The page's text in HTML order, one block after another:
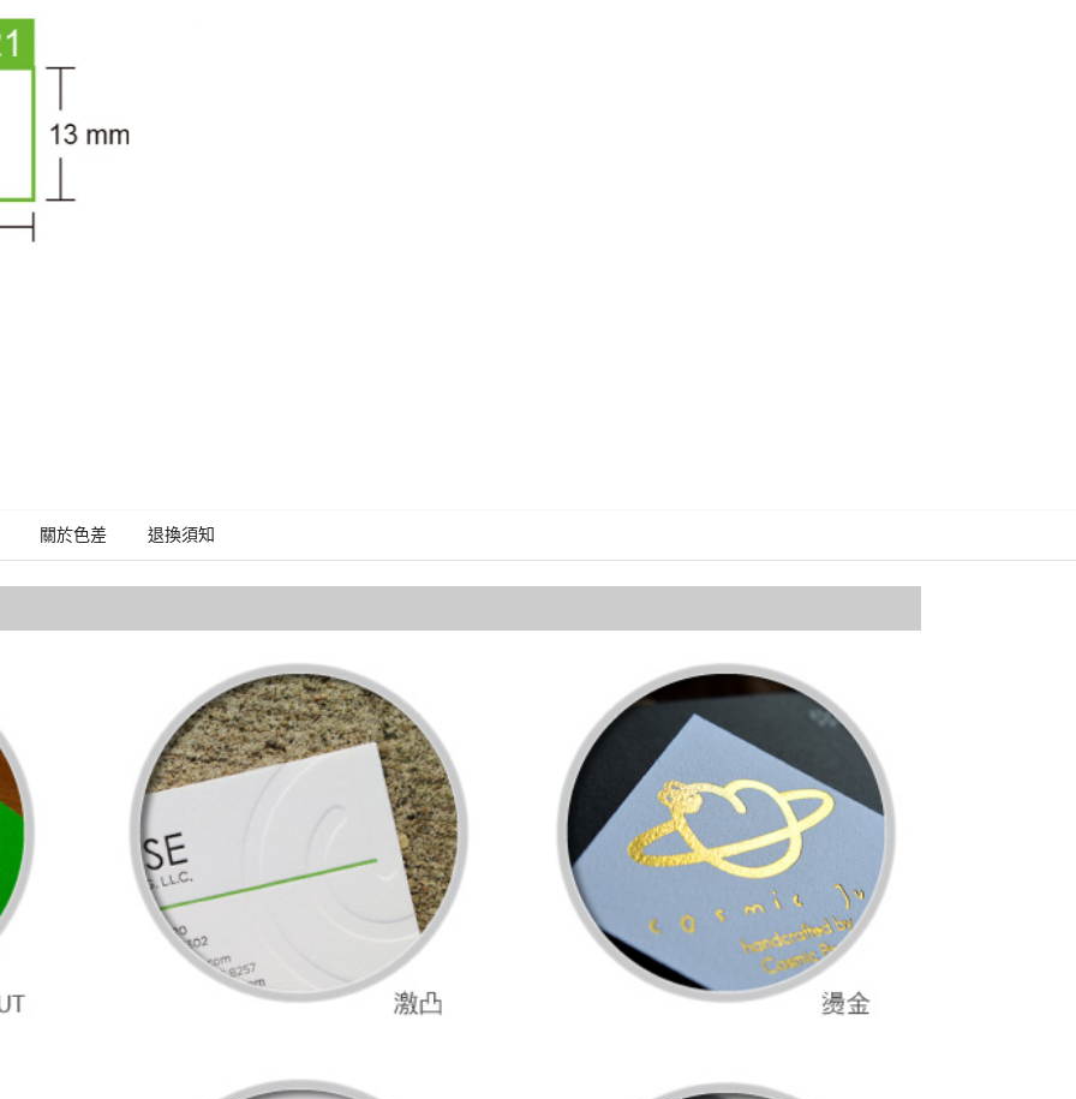
關於色差 退換須知